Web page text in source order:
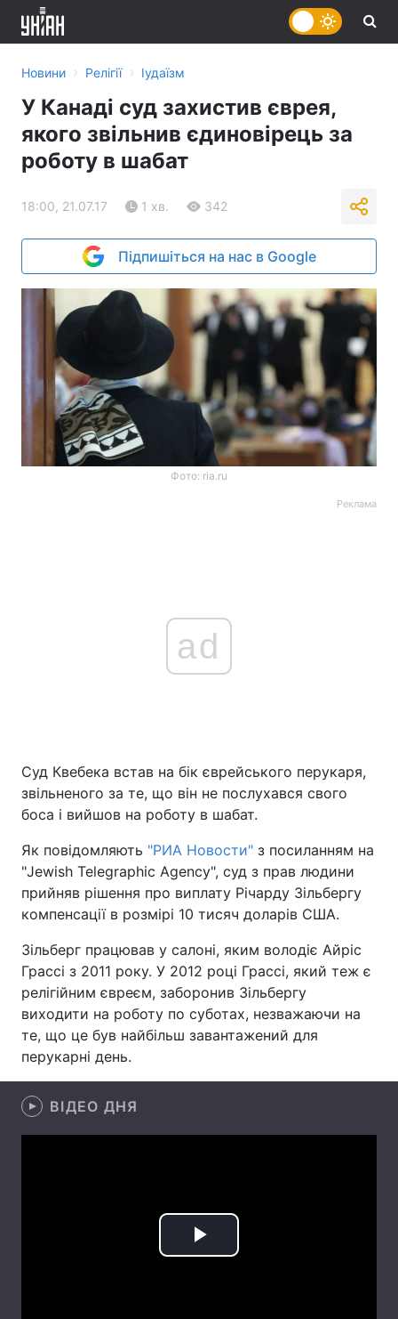
Головна Війна
Україна Політика
Економіка Світ
Спорт Наука
Техно і зв'язок Лайт
Зброя
Здоров'я
Новини › Релігії › Іудаїзм
У Канаді суд захистив єврея,
якого звільнив єдиновірець за
роботу в шабат
18:00, 21.07.17 1 хв. 342
Підпишіться на нас в Google
Фото: ria.ru
Реклама
ad
Суд Квебека встав на бік єврейського перукаря,
звільненого за те, що він не послухався свого
боса і вийшов на роботу в шабат.
Як повідомляють "РИА Новости" з посиланням на
"Jewish Telegraphic Agency", суд з прав людини
прийняв рішення про виплату Річарду Зільбергу
компенсації в розмірі 10 тисяч доларів США.
Зільберг працював у салоні, яким володіє Айріс
Грассі з 2011 року. У 2012 році Грассі, який теж є
релігійним євреєм, заборонив Зільбергу
виходити на роботу по суботах, незважаючи на
те, що це був найбільш завантажений для
перукарні день.
ВІДЕО ДНЯ
Play